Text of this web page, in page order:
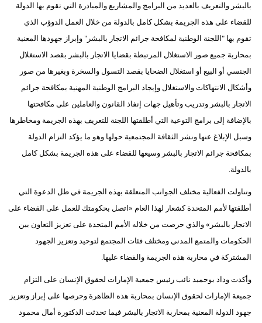
بالبشر والتعريف بالعديد من البرامج والمشاريع والمبادرة التي تقوم بها الدولة
للقضاء على هذه الجريمة بشكل كامل بالدولة من خلال العمل الدوؤب الذي
تقوم بها "اللجنة الوطنية لمكافحة جرائم الاتجار بالبشر" وإبراز جهودها المعنية
بمحاربة جميع صور الاستغلال المرتبطة بقضايا الاتجار بالبشر بقصد الاستغلال
الجنسي أو البيع أو استغلال الضحايا بقصد التسول والسخرة وبغيرها من صور
وأشكال الانتهاكات والاستغلال وإيجاد البرامج الوطنية المهنية بمكافحة جرائم
الاتجار بالبشر وتدريب وتأهيل جهات إنفاذ القانون والعاملين على مكافحتها
بالإضافة إلى برامج التوعية التي أطلقتها اللجنة للتعريف بهذه الجريمة ومخاطرها
وسبل الإبلاغ عنها ونشر الثقافة المجتمعية حولها وهو ما يؤكد التزام الدولة
بمكافحة جرائم الاتجار بالبشر وسيعها للقضاء على هذه الجريمة بشكل كامل
بالدولة.
وتناولت الفعالية مختلف الجوانب المتعلقة بهذه الجريمة في ظل الدعوة التي
أطلقتها لأمم المتحدة كشعار لهذا العام «اتصل بحكومتك للعمل على القضاء على
الاتجار بالبشر» والذي حرصت من خلاله الأمم المتحدة على تعزيز التعاون بين
الحكومات والمتمع المدني ومختلف فئات المجتمع لتوحيد وتعزيز الجهود
المشتركة في محاربة هذه الجريمة والقضاء عليها.
وأكدت وداد بوحميد نائب رئيس جمعية الإمارات لحقوق الإنسان على التزام
جميعة الإمارات لحقوق الإنسان بمحاربة هذه الظاهرة وحرصها على إبراز وتعزيز
جهود الدولة المعنية بمحاربة الاتجار بالبشر فيما تحدثت الدكتورة أمال محمود